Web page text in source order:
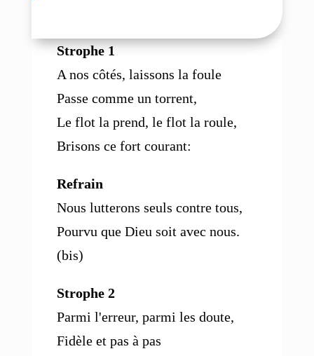
Strophe 1
A nos côtés, laissons la foule
Passe comme un torrent,
Le flot la prend, le flot la roule,
Brisons ce fort courant:
Refrain
Nous lutterons seuls contre tous,
Pourvu que Dieu soit avec nous.
(bis)
Strophe 2
Parmi l'erreur, parmi les doute,
Fidèle et pas à pas